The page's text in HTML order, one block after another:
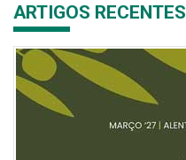
ARTIGOS RECENTES